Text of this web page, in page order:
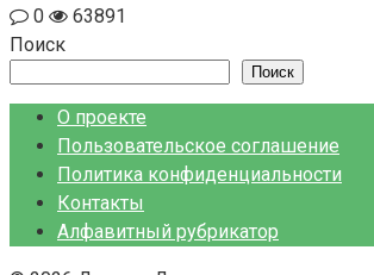
0
63891
Поиск
Поиск
О проекте
Пользовательское соглашение
Политика конфиденциальности
Контакты
Алфавитный рубрикатор